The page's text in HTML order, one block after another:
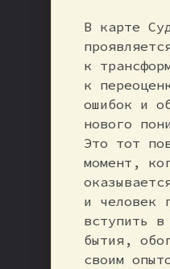
В карте
к
к
ошибок и
нового
Это тот
момент,
и человек
вступить
бытия,
своим